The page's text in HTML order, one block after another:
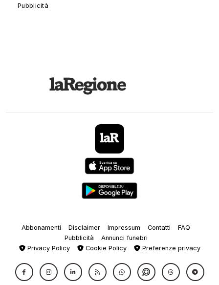
Abbonamenti Disclaimer Impressum Contatti
FAQ
Pubblicità
Annunci funebri
Privacy Policy
Cookie Policy Preferenze privacy